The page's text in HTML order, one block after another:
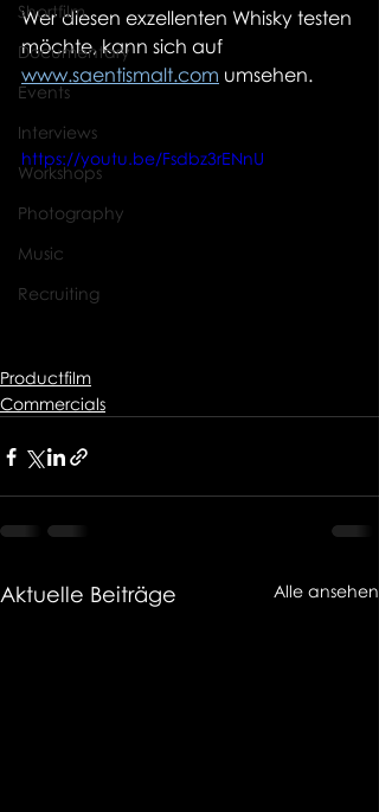
Shortfilm
Documentary
Events
Interviews
Workshops
Photography
Music
Recruiting
Wer diesen exzellenten Whisky testen
möchte, kann sich auf
www.saentismalt.com umsehen.
https://youtu.be/Fsdbz3rENnU
Productfilm
Commercials
Aktuelle Beiträge Alle ansehen